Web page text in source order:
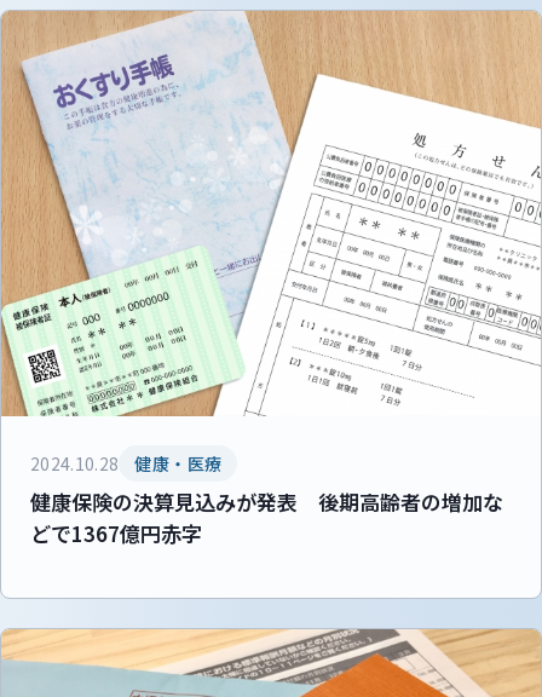
2024.10.28 健康・医療
健康保険の決算見込みが発表 後期高齢者の増加な
どで1367億円赤字